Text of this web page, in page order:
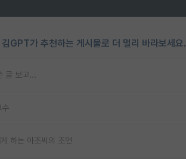
GPT가 추천하는 게시물로 더 멀리 바라보세요.
글 보고...
수
하는 아조씨의 조언